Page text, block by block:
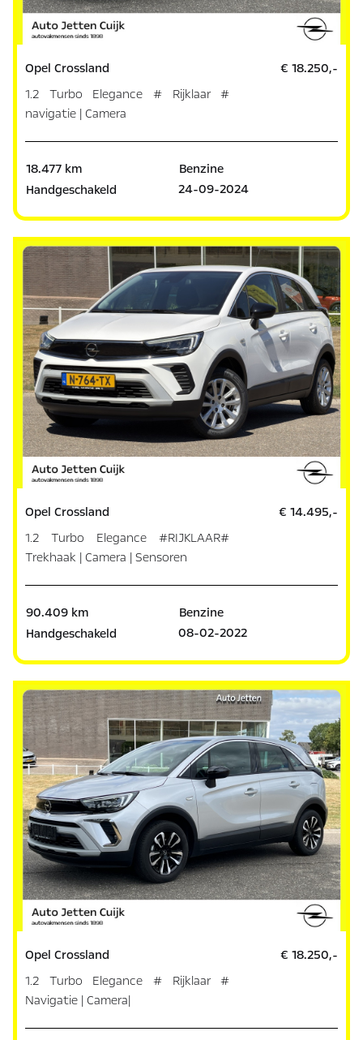
Opel Crossland
1.2 Turbo Elegance # Rijklaar #
navigatie | Camera
€ 18.250,-
18.477 km
Benzine
Handgeschakeld
24-09-2024
Opel Crossland
1.2 Turbo Elegance #RIJKLAAR#
Trekhaak | Camera | Sensoren
€ 14.495,-
90.409 km
Benzine
Handgeschakeld
08-02-2022
Opel Crossland
1.2 Turbo Elegance # Rijklaar #
Navigatie | Camera|
€ 18.250,-